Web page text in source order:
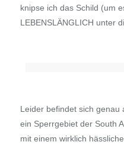
knipse ich das Schild (um
LEBENSLÄNGLICH unter
Leider befindet sich genau
ein Sperrgebiet der South
mit einem wirklich